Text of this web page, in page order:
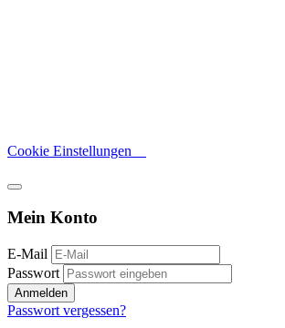
Cookie Einstellungen
Mein Konto
E-Mail
Passwort
Anmelden
Passwort vergessen?